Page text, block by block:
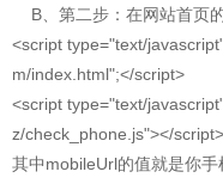
B、第二步：在网站首页
<script type="text/
m/index.html";</script>
<script type="text/
z/check_phone.js"></script>
其中mobileUrl的值就是你手